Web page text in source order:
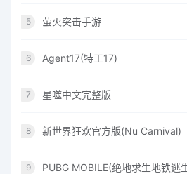
5 萤火突击手游
6 Agent17(特工17)
7 星噬中文完整版
8 新世界狂欢官方版(Nu Carnival)
9 PUBG MOBILE(绝地求生地铁逃